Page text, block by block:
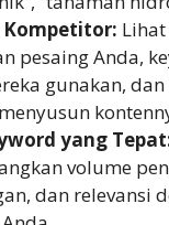
Kompetitor:
pesaing Anda,
gunakan,
yang
volume
dan relevansi